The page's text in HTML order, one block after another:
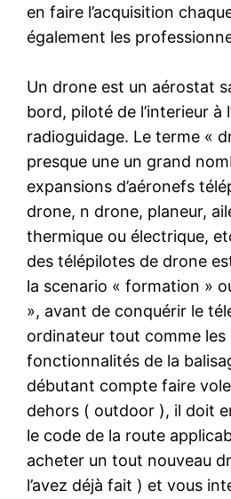
en faire l’acquisition
également les
Un drone est un aérostat
bord, piloté de l’interieur à
radioguidage. Le terme «
presque une un grand
expansions d’aéronefs
drone, n drone, planeur,
thermique ou électrique,
des télépilotes de drone
la scenario « formation »
», avant de conquérir le
ordinateur tout comme
fonctionnalités de la
débutant compte faire
dehors ( outdoor ), il doit
le code de la route
acheter un tout nouveau
l’avez déjà fait ) et vous